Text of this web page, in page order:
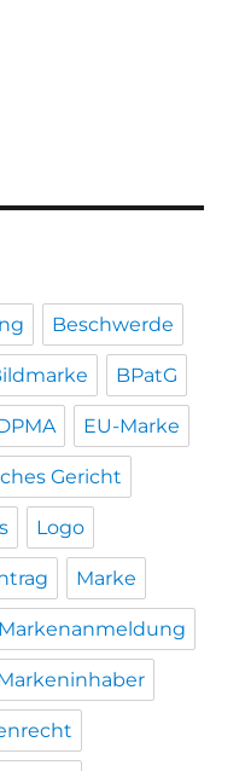
Beschwerde
BPatG
EU-Marke
Gericht
Logo
Marke
Markenanmeldung